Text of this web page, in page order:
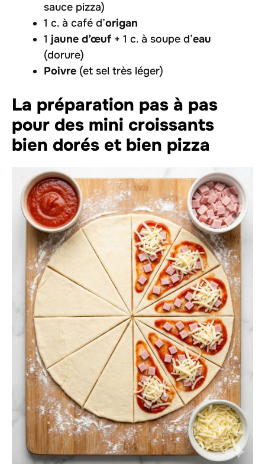
sauce pizza)
1 c. à café d’origan
1 jaune d’œuf + 1 c. à soupe d’eau
(dorure)
Poivre (et sel très léger)
La préparation pas à pas
pour des mini croissants
bien dorés et bien pizza